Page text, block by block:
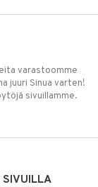
varastoomme
juuri Sinua varten!
sivuillamme.
SIVUILLA